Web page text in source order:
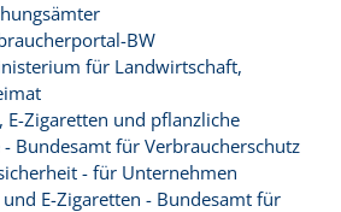
BW
für Landwirtschaft,
E-Zigaretten und pflanzliche
- Bundesamt für Verbraucherschutz
- für Unternehmen
E-Zigaretten - Bundesamt für